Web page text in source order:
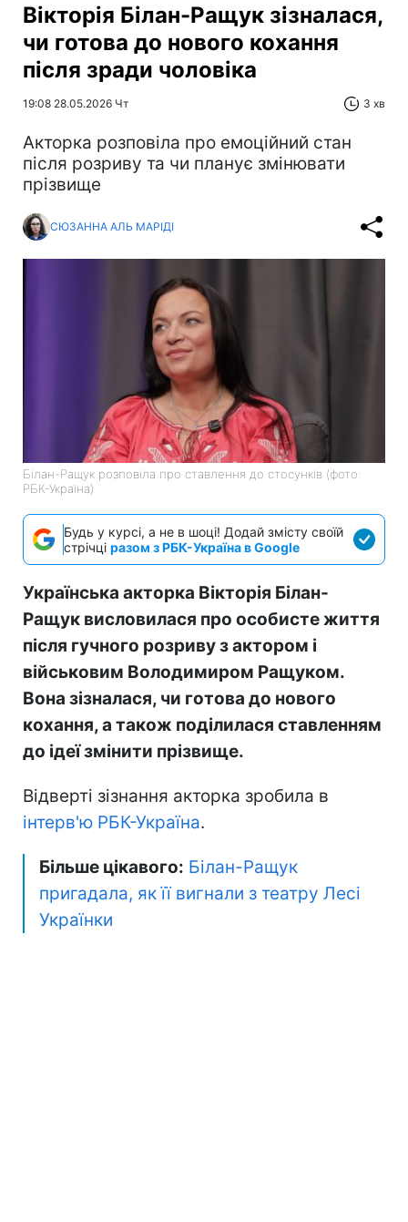
Вікторія Білан-Ращук зізналася,
чи готова до нового кохання
після зради чоловіка
19:08 28.05.2026 Чт 3 хв
Акторка розповіла про емоційний стан
після розриву та чи планує змінювати
прізвище
СЮЗАННА АЛЬ МАРІДІ
Білан-Ращук розповіла про ставлення до стосунків (фото:
РБК-Україна)
Будь у курсі, а не в шоці! Додай змісту своїй
стрічці разом з РБК-Україна в Google
Українська акторка Вікторія Білан-
Ращук висловилася про особисте життя
після гучного розриву з актором і
військовим Володимиром Ращуком.
Вона зізналася, чи готова до нового
кохання, а також поділилася ставленням
до ідеї змінити прізвище.
Відверті зізнання акторка зробила в
інтерв'ю РБК-Україна.
Більше цікавого: Білан-Ращук
пригадала, як її вигнали з театру Лесі
Українки